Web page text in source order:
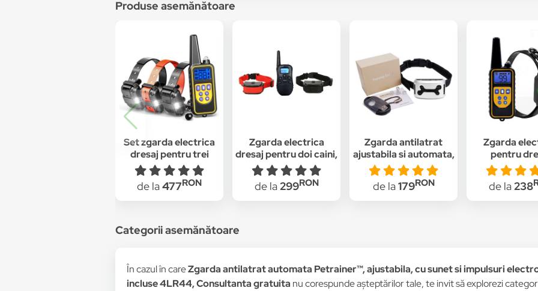
Produse asemănătoare
Set zgarda electrica
dresaj pentru trei
caini, Wellturn, 800m,
cadouri Fluier Het Eek
si clicker WellTurn,
electrozi conductivi
dresaj gratuit,
Consultanta gratuita
de la477RON
Zgarda electrica
dresaj pentru doi caini,
rezistenta la apa,
reincarcabila, Ecran
LCD luminat,
Incarcator dublu, Ghid
de la299RON
Zgarda antilatrat
ajustabila si automata,
7 nivele,
Reincarcabila, Trei
functii independente
Wellturn, Consultanta
gratuita
de la179RON
Zgarda
pentru
Wellturn,
Minighid
electrozi
de la238
Categorii asemănătoare
În cazul în careZgarda antilatrat automata Petrainer™, ajustabila, cu sunet si impulsuri
incluse 4LR44, Consultanta gratuita nu corespunde așteptărilor tale, te invit să explorezi